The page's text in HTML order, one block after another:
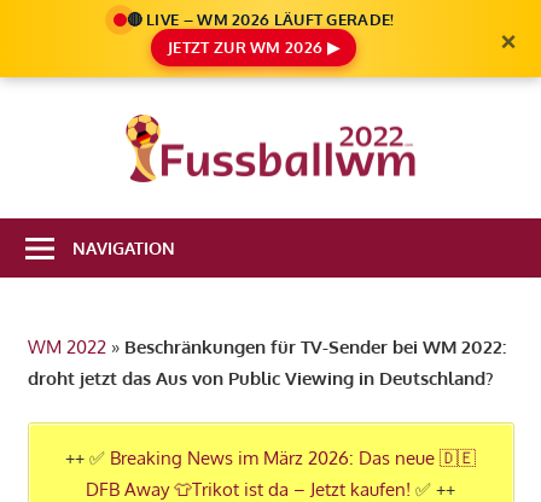
🔴 LIVE – WM 2026 LÄUFT GERADE!
JETZT ZUR WM 2026 ▶
×
Infos
in
Katar
NAVIGATION
WM 2022» Beschränkungen für TV-Sender bei WM 2022:
droht jetzt das Aus von Public Viewing in Deutschland?
++ ✅ Breaking News im März 2026: Das neue 🇩🇪
DFB Away 👕Trikot ist da – Jetzt kaufen! ✅ ++